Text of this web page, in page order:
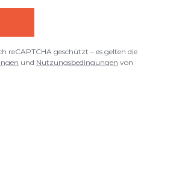
reCAPTCHA geschützt – es gelten die
und Nutzungsbedingungen von